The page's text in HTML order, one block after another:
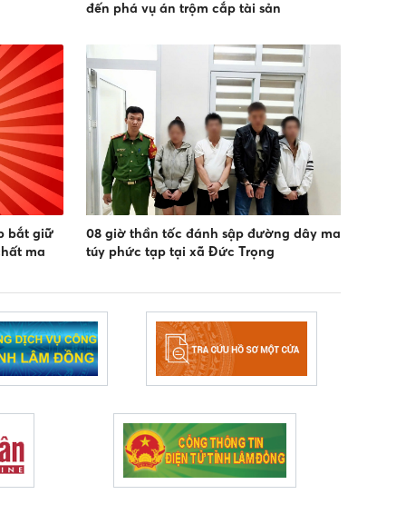
đến phá vụ án trộm cắp tài sản
bắt giữ
ma
08 giờ thần tốc đánh sập đường dây ma
túy phức tạp tại xã Đức Trọng